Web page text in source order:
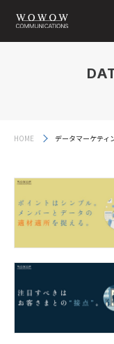
HOME データマーケティ